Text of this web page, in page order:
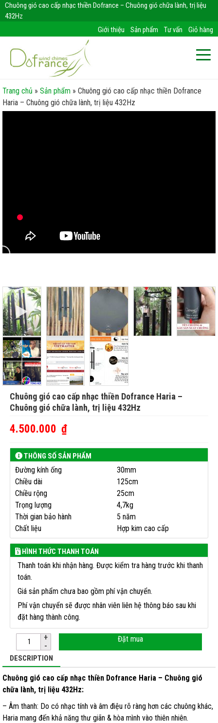
Chuông gió cao cấp nhạc thiền Dofrance – Chuông gió chữa lành, trị liệu
432Hz
Giỏ hàng
Tư vấn
Sản phẩm
Giới thiệu
Trang chủ » Sản phẩm » Chuông gió cao cấp nhạc thiền Dofrance
Haria – Chuông gió chữa lành, trị liệu 432Hz
Chuông gió cao cấp nhạc thiền Dofrance Haria –
Chuông gió chữa lành, trị liệu 432Hz
4.500.000 ₫
THÔNG SỐ SẢN PHẨM
Đường kính ống
30mm
Chiều dài
125cm
Chiều rộng
25cm
Trọng lượng
4,7kg
Thời gian bảo hành
5 năm
Chất liệu
Hợp kim cao cấp
HÌNH THỨC THANH TOÁN
Thanh toán khi nhận hàng. Được kiểm tra hàng trước khi thanh
toán.
Giá sản phẩm chưa bao gồm phí vận chuyển.
Phí vận chuyển sẽ được nhân viên liên hệ thông báo sau khi
đặt hàng thành công.
Đặt mua
DESCRIPTION
Chuông gió cao cấp nhạc thiền Dofrance Haria – Chuông gió
chữa lành, trị liệu 432Hz:
– Âm thanh: Do có nhạc tính và âm điệu rõ ràng hơn các chuông khác,
Haria mang đến khả năng thư giãn & hòa mình vào thiên nhiên.